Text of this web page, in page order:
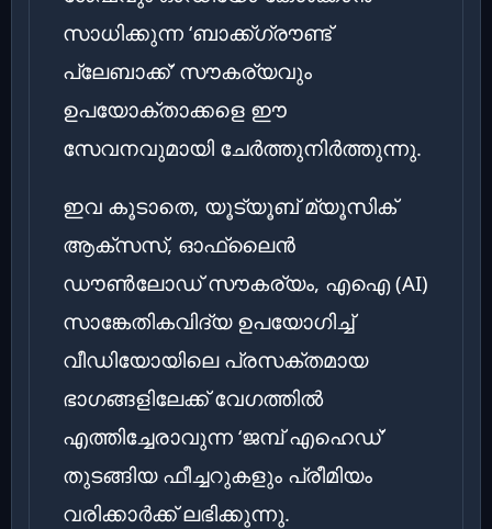
സാധിക്കുന്ന ‘ബാക്ക്ഗ്രൗണ്ട്
പ്ലേബാക്ക്’ സൗകര്യവും
ഉപയോക്താക്കളെ ഈ
സേവനവുമായി ചേർത്തുനിർത്തുന്നു.
ഇവ കൂടാതെ, യൂട്യൂബ് മ്യൂസിക്
ആക്‌സസ്, ഓഫ്‌ലൈൻ
ഡൗൺലോഡ് സൗകര്യം, എഐ (AI)
സാങ്കേതികവിദ്യ ഉപയോഗിച്ച്
വീഡിയോയിലെ പ്രസക്തമായ
ഭാഗങ്ങളിലേക്ക് വേഗത്തിൽ
എത്തിച്ചേരാവുന്ന ‘ജമ്പ് എഹെഡ്’
തുടങ്ങിയ ഫീച്ചറുകളും പ്രീമിയം
വരിക്കാർക്ക് ലഭിക്കുന്നു.